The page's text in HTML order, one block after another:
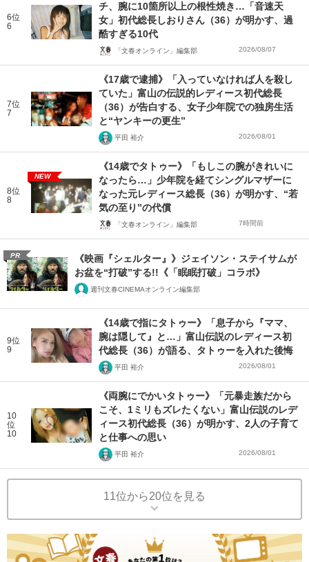
6位
6
チ、腕に10箇所以上の根性焼き…「音速天
女」初代総長しおりさん（36）が明かす、過
酷すぎる10代
「文春オンライン」編集部 2026/08/07
7位
7
《17歳で逮捕》「入っていなければ人を殺し
ていた」富山の伝説的レディース初代総長
（36）が告白する、女子少年院での独房生活
と“ヤンキーの更生”
平田 裕介 2026/08/01
8位
8
NEW
《14歳でタトゥー》「もしこの腕がきれいに
なったら…」少年院を経てシングルマザーに
なった元レディース総長（36）が明かす、“若
気の至り”の代償
「文春オンライン」編集部 7時間前
PR
《映画『シェルター』》ジェイソン・ステイサムが
お盆を“打破”する!!《「眠眠打破」コラボ》
週刊文春CINEMAオンライン編集部
9位
9
《14歳で指にタトゥー》「息子から『ママ、
腕は隠して』と…」富山伝説のレディース初
代総長（36）が語る、タトゥーを入れた後悔
平田 裕介 2026/08/01
10
位
10
《両腕にでかいタトゥー》「元暴走族だから
こそ、1ミリもズレたくない」富山伝説のレデ
ィース初代総長（36）が明かす、2人の子育て
と仕事への思い
平田 裕介 2026/08/01
11位から20位を見る